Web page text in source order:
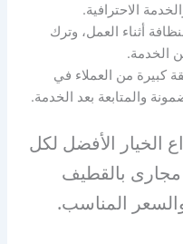
الاحترافية.
أثناء العمل، وترك
الخدمة.
كبيرة من العملاء في
والمتابعة بعد الخدمة.
الخيار الأفضل لكل
بالقطيف
المناسب.